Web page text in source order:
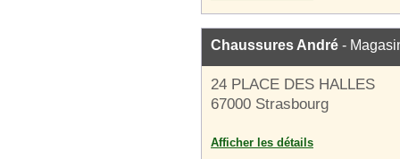
Chaussures André -
24 PLACE DES HALLES
67000 Strasbourg
Afficher les détails